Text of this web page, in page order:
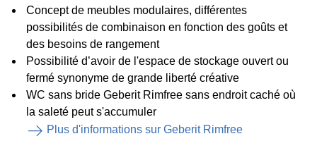
Concept de meubles modulaires, différentes
possibilités de combinaison en fonction des goûts et
des besoins de rangement
Possibilité d’avoir de l'espace de stockage ouvert ou
fermé synonyme de grande liberté créative
WC sans bride Geberit Rimfree sans endroit caché où
la saleté peut s'accumuler
Plus d'informations sur Geberit Rimfree